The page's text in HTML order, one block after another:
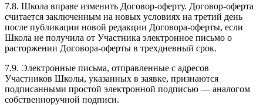
7.8. Школа вправе изменить Договор-оферту. Договор-оферта
считается заключенным на новых условиях на третий день
после публикации новой редакции Договора-оферты, если
Школа не получила от Участника электронное письмо о
расторжении Договора-оферты в трехдневный срок.
7.9. Электронные письма, отправленные с адресов
Участников Школы, указанных в заявке, признаются
подписанными простой электронной подписью — аналогом
собственноручной подписи.